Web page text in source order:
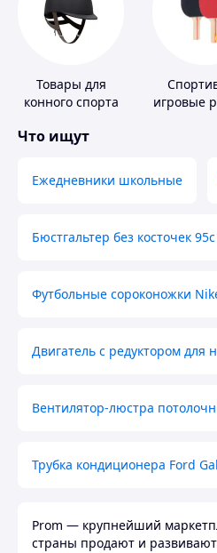
Товары для
конного спорта
игровые
Что ищут
Ежедневники школьные
Бюстгальтер без косточек 95с
Футбольные сороконожки
Двигатель с редуктором для
Вентилятор-люстра
Трубка кондиционера Ford
Prom — крупнейший
страны продают и